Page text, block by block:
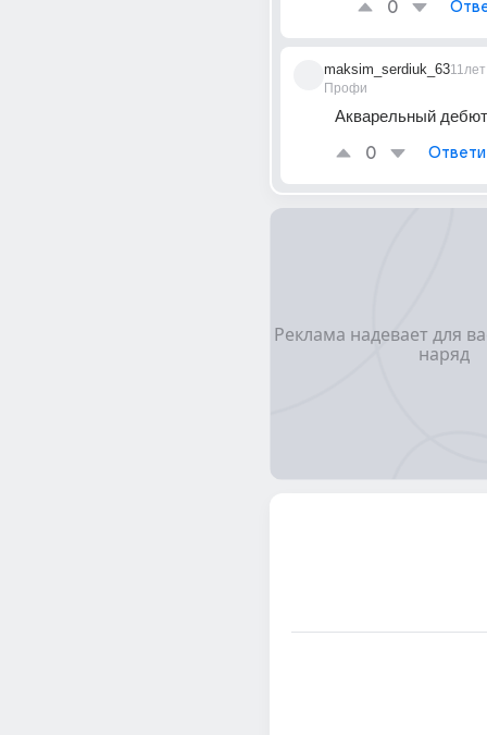
0
maksim_serdiuk_63
Профи
11лет
Акварельный
0